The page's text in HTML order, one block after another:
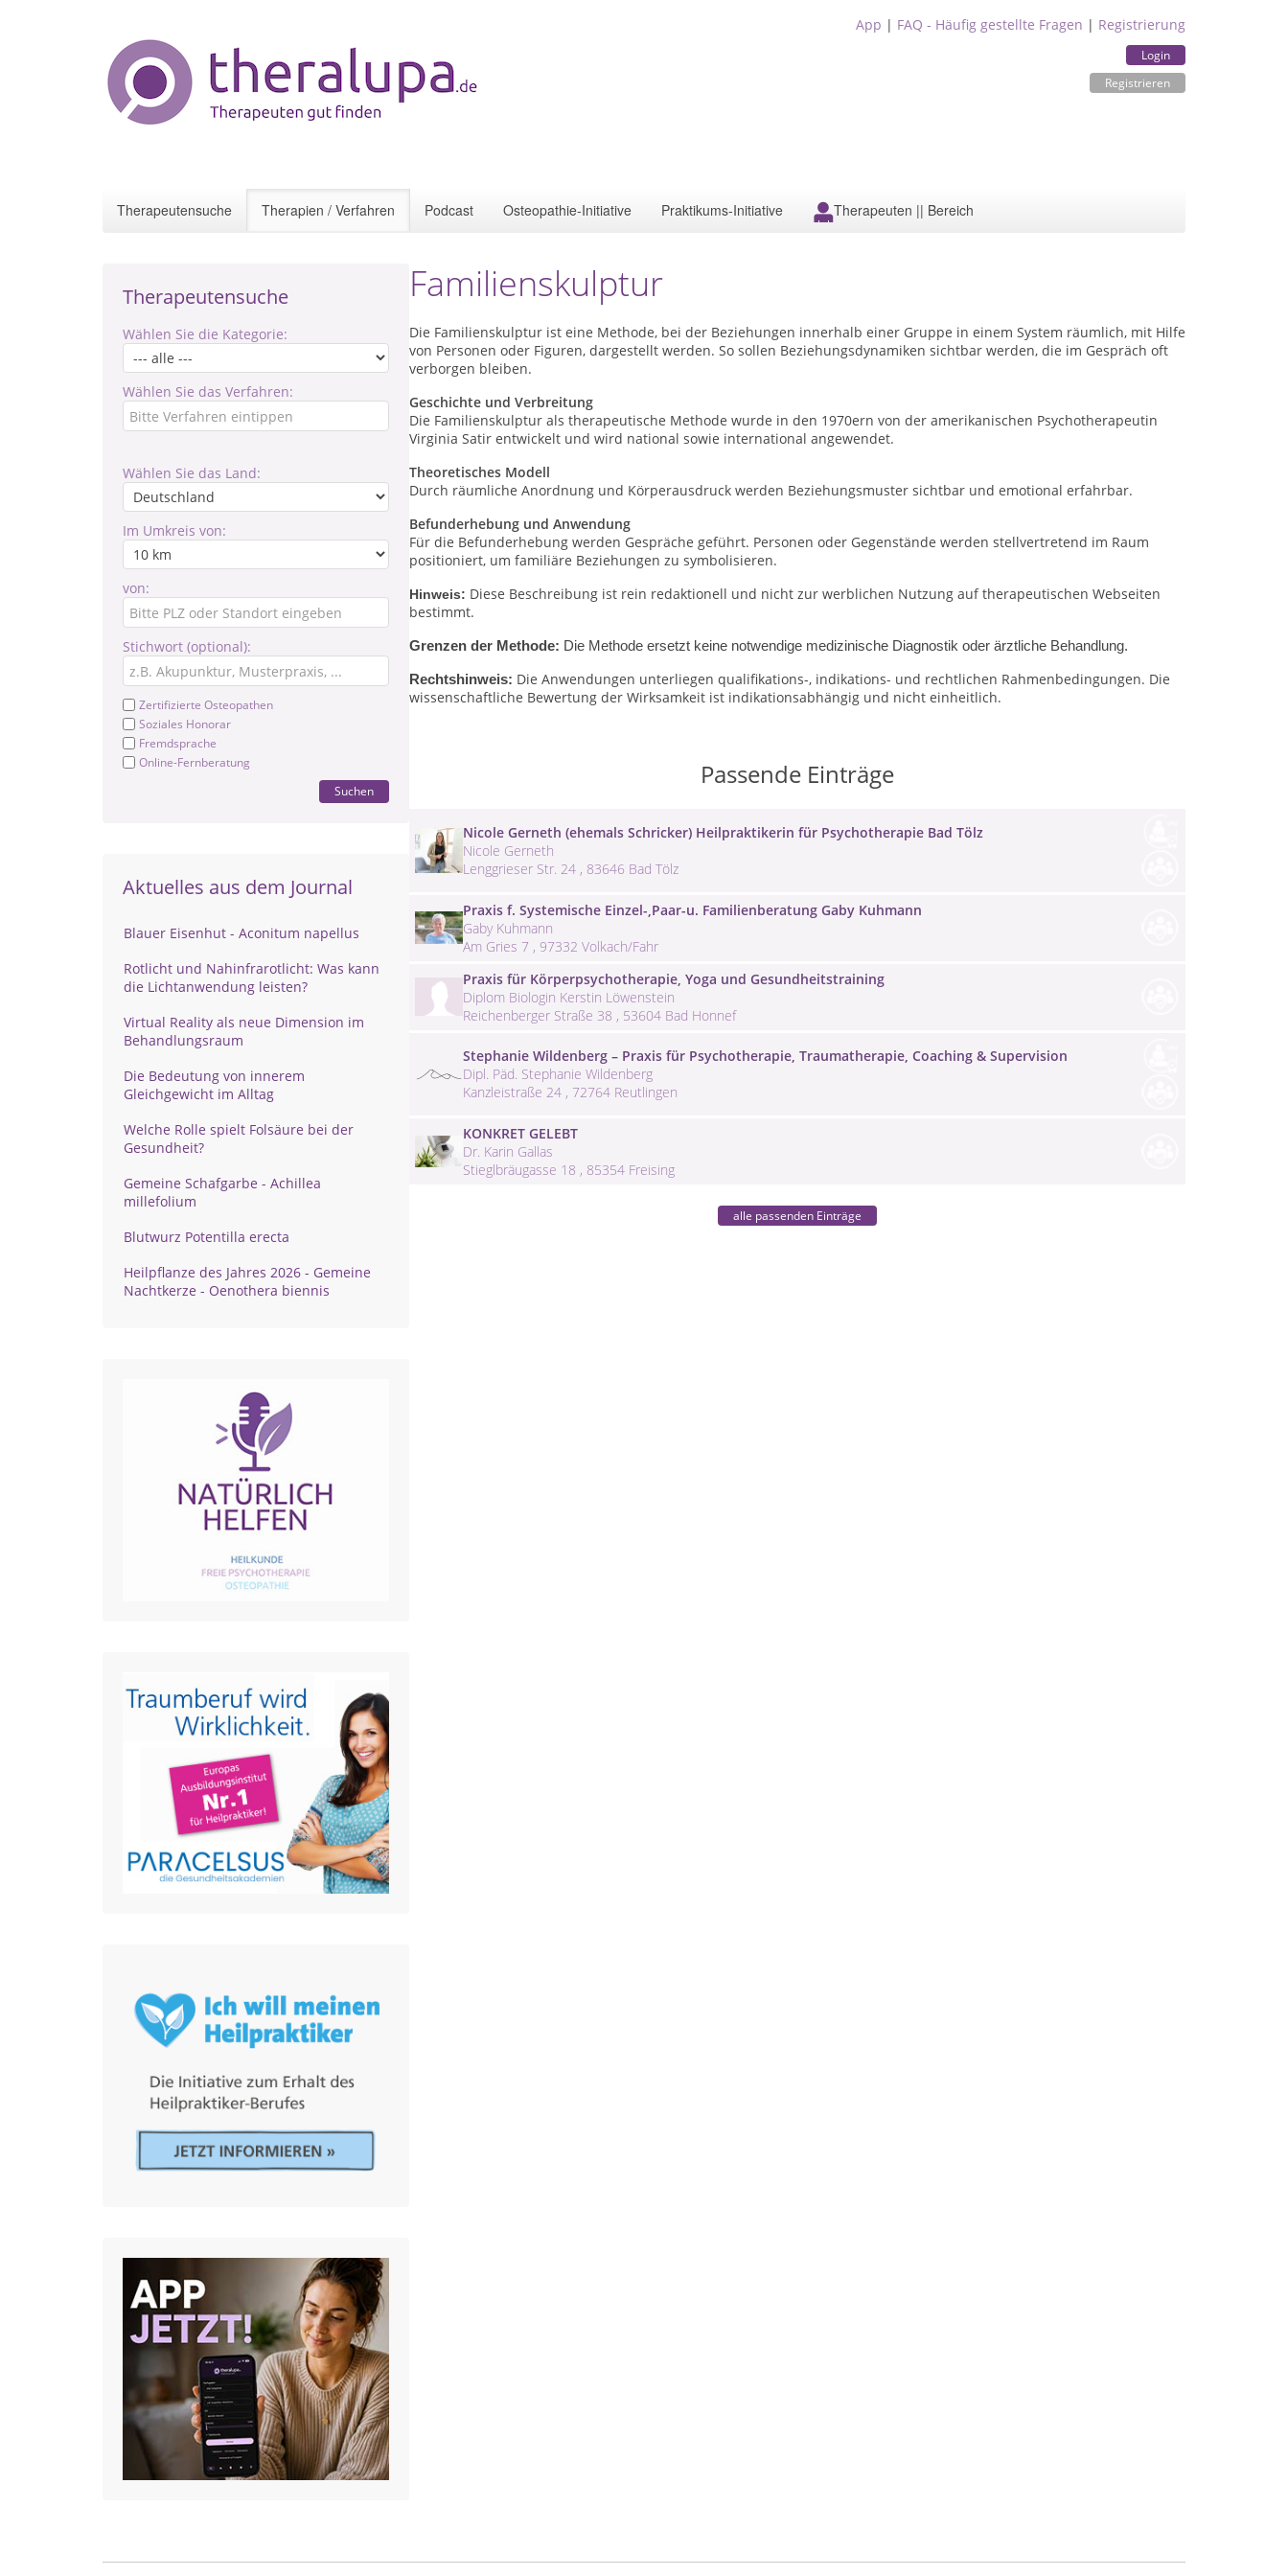
App | FAQ - Häufig gestellte Fragen | Registrierung
Login
Registrieren
Therapeutensuche Therapien / Verfahren Podcast Osteopathie-Initiative Praktikums-Initiative Therapeuten || Bereich
Therapeutensuche
Wählen Sie die Kategorie:
Wählen Sie das Verfahren:
Wählen Sie das Land:
Im Umkreis von:
von:
Stichwort (optional):
Zertifizierte Osteopathen
Soziales Honorar
Fremdsprache
Online-Fernberatung
Suchen
Aktuelles aus dem Journal
Blauer Eisenhut - Aconitum napellus
Rotlicht und Nahinfrarotlicht: Was kann
die Lichtanwendung leisten?
Virtual Reality als neue Dimension im
Behandlungsraum
Die Bedeutung von innerem
Gleichgewicht im Alltag
Welche Rolle spielt Folsäure bei der
Gesundheit?
Gemeine Schafgarbe - Achillea
millefolium
Blutwurz Potentilla erecta
Heilpflanze des Jahres 2026 - Gemeine
Nachtkerze - Oenothera biennis
Familienskulptur
Die Familienskulptur ist eine Methode, bei der Beziehungen innerhalb einer Gruppe in einem System räumlich, mit Hilfe
von Personen oder Figuren, dargestellt werden. So sollen Beziehungsdynamiken sichtbar werden, die im Gespräch oft
verborgen bleiben.
Geschichte und Verbreitung
Die Familienskulptur als therapeutische Methode wurde in den 1970ern von der amerikanischen Psychotherapeutin
Virginia Satir entwickelt und wird national sowie international angewendet.
Theoretisches Modell
Durch räumliche Anordnung und Körperausdruck werden Beziehungsmuster sichtbar und emotional erfahrbar.
Befunderhebung und Anwendung
Für die Befunderhebung werden Gespräche geführt. Personen oder Gegenstände werden stellvertretend im Raum
positioniert, um familiäre Beziehungen zu symbolisieren.
Hinweis: Diese Beschreibung ist rein redaktionell und nicht zur werblichen Nutzung auf therapeutischen Webseiten
bestimmt.
Grenzen der Methode: Die Methode ersetzt keine notwendige medizinische Diagnostik oder ärztliche Behandlung.
Rechtshinweis: Die Anwendungen unterliegen qualifikations-, indikations- und rechtlichen Rahmenbedingungen. Die
wissenschaftliche Bewertung der Wirksamkeit ist indikationsabhängig und nicht einheitlich.
Passende Einträge
Nicole Gerneth (ehemals Schricker) Heilpraktikerin für Psychotherapie Bad Tölz
Nicole Gerneth
Lenggrieser Str. 24 , 83646 Bad Tölz
Praxis f. Systemische Einzel-,Paar-u. Familienberatung Gaby Kuhmann
Gaby Kuhmann
Am Gries 7 , 97332 Volkach/Fahr
Praxis für Körperpsychotherapie, Yoga und Gesundheitstraining
Diplom Biologin Kerstin Löwenstein
Reichenberger Straße 38 , 53604 Bad Honnef
Stephanie Wildenberg – Praxis für Psychotherapie, Traumatherapie, Coaching & Supervision
Dipl. Päd. Stephanie Wildenberg
Kanzleistraße 24 , 72764 Reutlingen
KONKRET GELEBT
Dr. Karin Gallas
Stieglbräugasse 18 , 85354 Freising
alle passenden Einträge